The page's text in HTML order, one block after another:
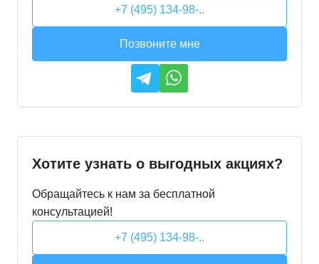
+7 (495) 134-98-..
Позвоните мне
Хотите узнать о выгодных акциях?
Обращайтесь к нам за бесплатной
консультацией!
+7 (495) 134-98-..